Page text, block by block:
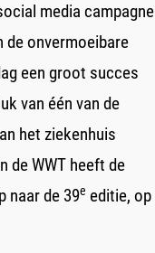
media campagne
de onvermoeibare
een groot succes
van één van de
het ziekenhuis
de WWT heeft de
naar de 39e editie, op